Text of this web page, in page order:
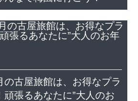
の古屋旅館は、お得なプラ
頑張るあなたに”大人のお